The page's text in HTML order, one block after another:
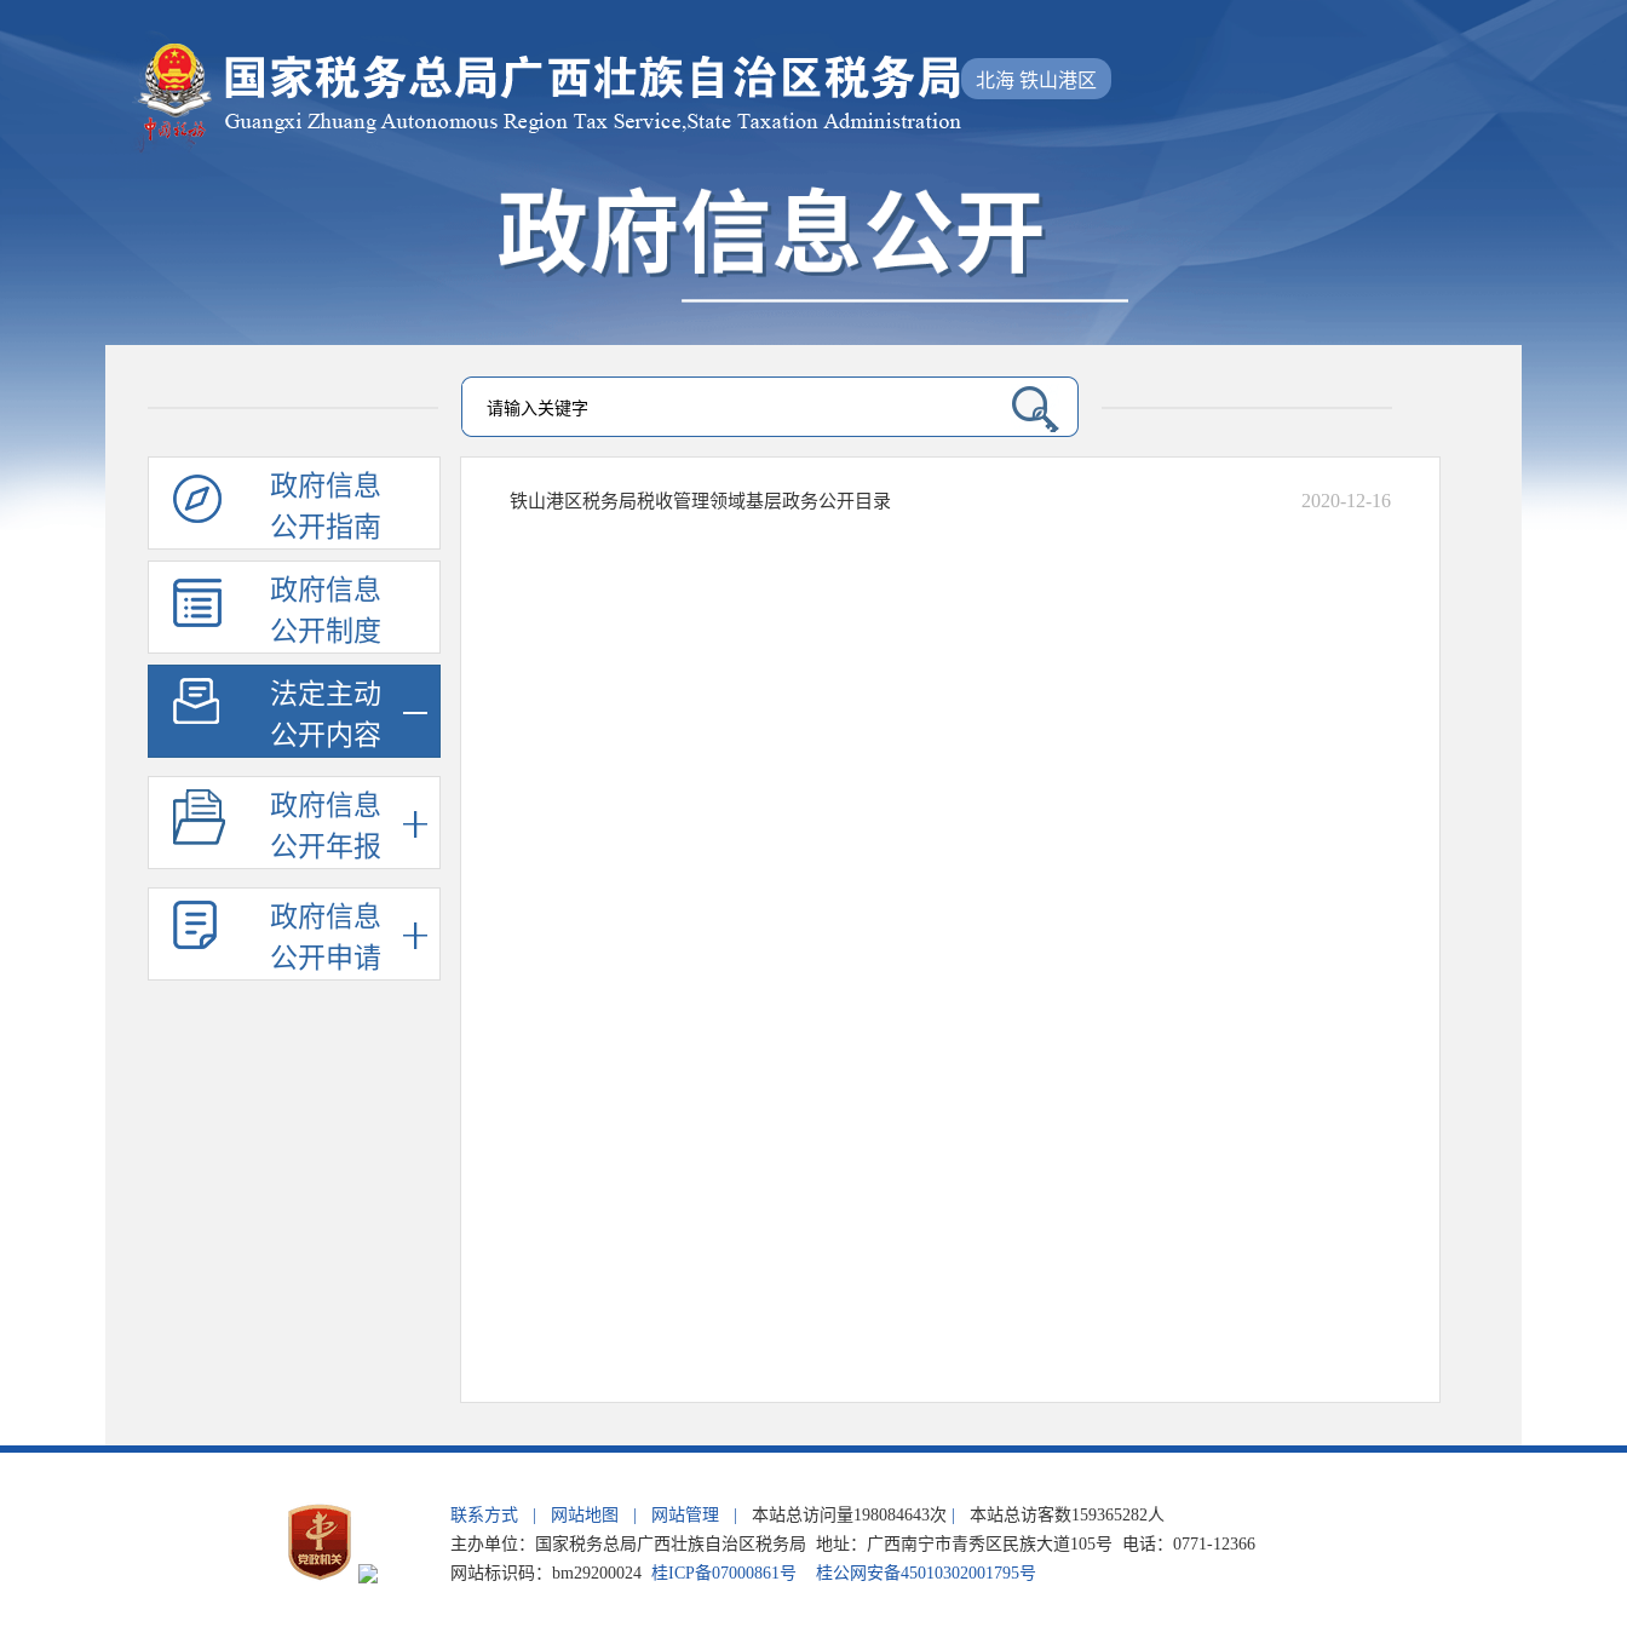
北海 铁山港区
政府信息
公开指南
政府信息
公开制度
法定主动
公开内容
政府信息
公开年报
政府信息
公开申请
铁山港区税务局税收管理领域基层政务公开目录 2020-12-16
联系方式 网站地图 网站管理 本站总访问量198084643次 本站总访客数159365282人
主办单位：国家税务总局广西壮族自治区税务局 地址：广西南宁市青秀区民族大道105号 电话：0771-12366
网站标识码：bm29200024 桂ICP备07000861号 桂公网安备45010302001795号